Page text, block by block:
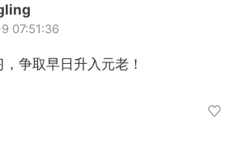
07:51:36
争取早日升入元老！